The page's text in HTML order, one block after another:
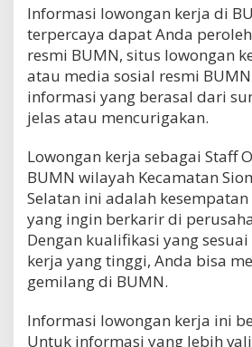
Informasi lowongan kerja di
terpercaya dapat Anda
resmi BUMN, situs lowongan
atau media sosial resmi
informasi yang berasal dari
jelas atau mencurigakan.
Lowongan kerja sebagai Staff
BUMN wilayah Kecamatan
Selatan ini adalah
yang ingin berkarir di
Dengan kualifikasi yang
kerja yang tinggi, Anda bisa
gemilang di BUMN.
Informasi lowongan kerja ini
Untuk informasi yang lebih